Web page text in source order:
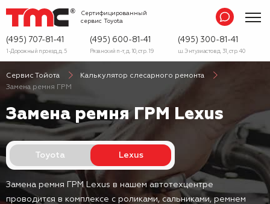
Сертифицированный
сервис Toyota
(495) 707-81-41
1-Дорожный проезд, д. 5
(495) 600-81-41
Рязанский п-т, д. 10, стр. 19
(495) 300-81-41
ш. Энтузиастов д. 31, стр. 40
Сервис Тойота
Калькулятор слесарного ремонта
Замена ремня ГРМ
Замена ремня ГРМ Lexus
Toyota Lexus
Замена ремня ГРМ Lexus в нашем автотехцентре
проводится в комплексе с роликами, сальниками, ремнем